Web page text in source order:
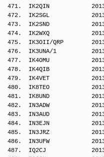
471.  IK2QIN
472.  IK2SGL
473.  IK2SND
474.  IK2WXQ
475.  IK3OII/QRP
476.  IK3UNA/1
477.  IK4OMU
478.  IK4QIB
479.  IK4VET
480.  IK8TEO
481.  IK8UND
482.  IN3ADW
483.  IN3AUD
484.  IN3EJN
485.  IN3JRZ
486.  IN3UFW
487.  IQ2CJ